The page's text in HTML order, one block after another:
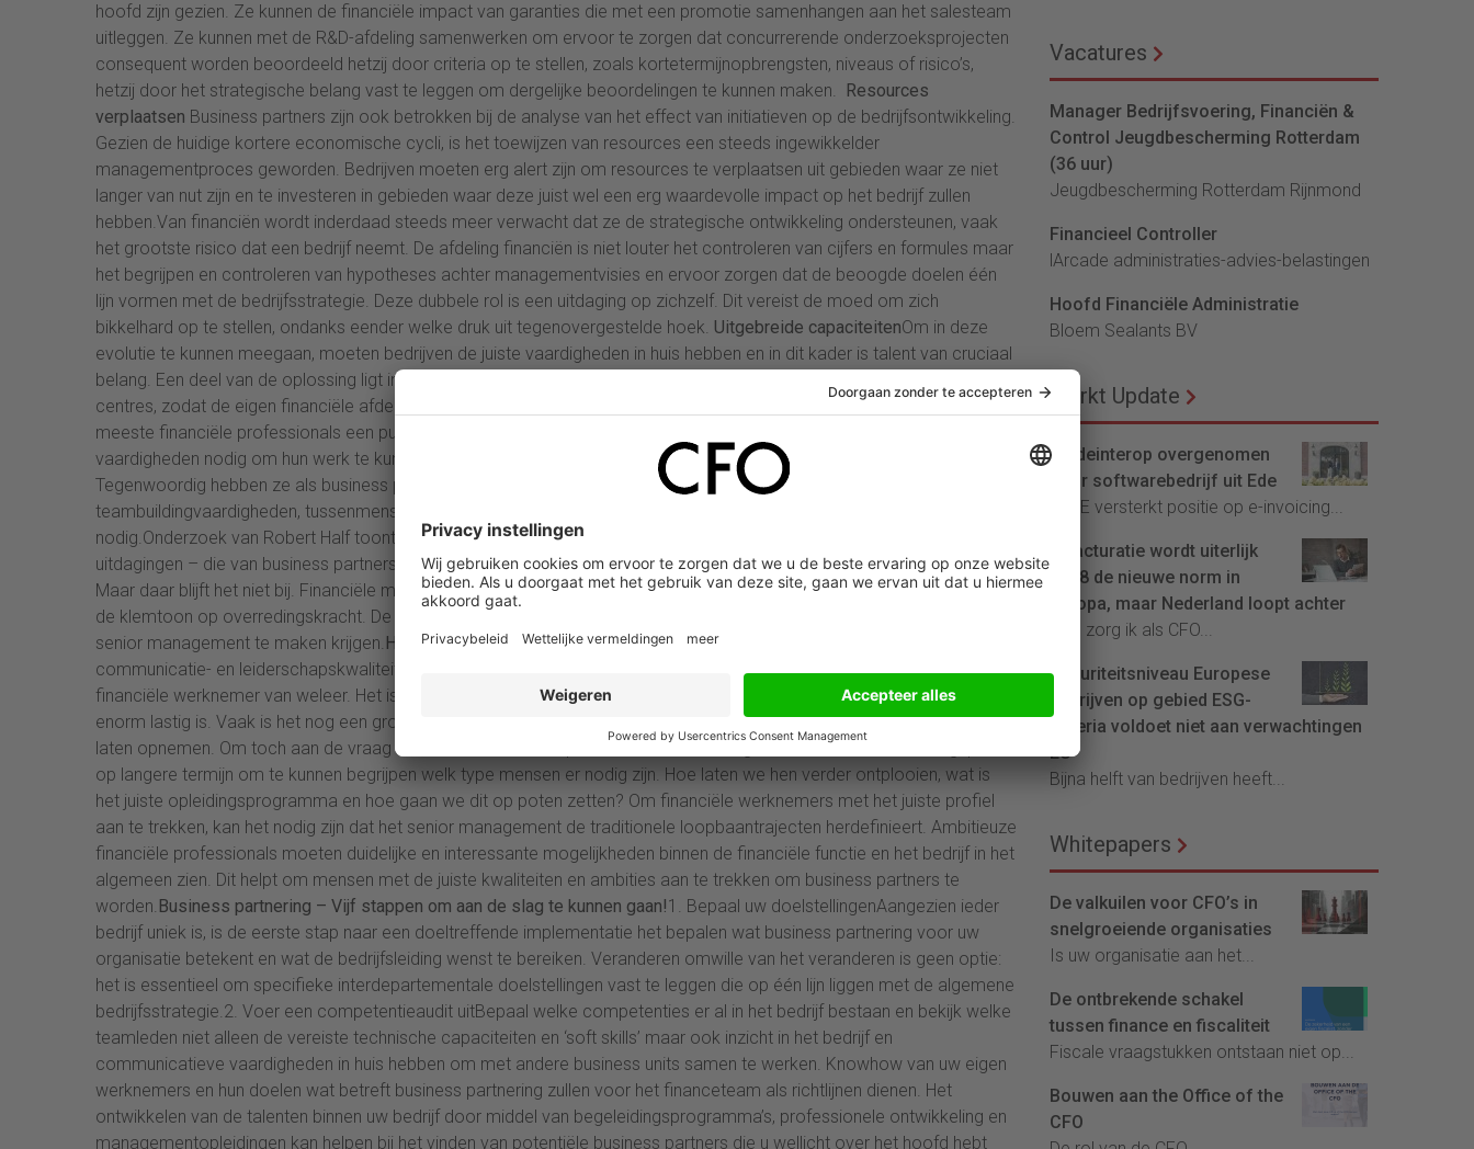
hoofd zijn gezien. Ze kunnen de financiële impact van garanties die met een promotie samenhangen aan het salesteam
uitleggen. Ze kunnen met de R&D-afdeling samenwerken om ervoor te zorgen dat concurrerende onderzoeksprojecten
consequent worden beoordeeld hetzij door criteria op te stellen, zoals kortetermijnopbrengsten, niveaus of risico’s,
hetzij door het strategische belang vast te leggen om dergelijke beoordelingen te kunnen maken.
Resources
verplaatsen Business partners zijn ook betrokken bij de analyse van het effect van initiatieven op de bedrijfsontwikkeling.
Gezien de huidige kortere economische cycli, is het toewijzen van resources een steeds ingewikkelder
managementproces geworden. Bedrijven moeten erg alert zijn om resources te verplaatsen uit gebieden waar ze niet
langer van nut zijn en te investeren in gebieden waar deze juist wel een erg waardevolle impact op het bedrijf zullen
hebben.Van financiën wordt inderdaad steeds meer verwacht dat ze de strategische ontwikkeling ondersteunen, vaak
het grootste risico dat een bedrijf neemt. De afdeling financiën is niet louter het controleren van cijfers en formules maar
het begrijpen en controleren van hypotheses achter managementvisies en ervoor zorgen dat de beoogde doelen één
lijn vormen met de bedrijfsstrategie. Deze dubbele rol is een uitdaging op zichzelf. Dit vereist de moed om zich
bikkelhard op te stellen, ondanks eender welke druk uit tegenovergestelde hoek. Uitgebreide capaciteitenOm in deze
evolutie te kunnen meegaan, moeten bedrijven de juiste vaardigheden in huis hebben en in dit kader is talent van cruciaal
belang. Een deel van de oplossing ligt in talentmanagementprogramma’s en de toewijzing van werk aan shared service
centres, zodat de eigen financiële afdeling zelf de benodigde vaardigheden kan ontwikkelen. Tot voor kort hadden de
meeste financiële professionals een puur financiële achtergrond en hadden zij slechts technische financiële
vaardigheden nodig om hun werk te kunnen doen. Tussenmenselijke kwaliteiten werden als optioneel beschouwd.
Tegenwoordig hebben ze als business partners commerciële feeling voor het bedrijf, leiderschapskwaliteiten,
teambuildingvaardigheden, tussenmenselijke kwaliteiten, presentatie- en andere gelijkaardige ‘soft skills’
nodig.Onderzoek van Robert Half toont aan dat een belangrijke kwaliteit – en bovendien een van de grootste
uitdagingen – die van business partners gevraagd wordt, een diepgaand inzicht van zowel het bedrijf als zijn branche is.
Maar daar blijft het niet bij. Financiële managers zeggen ook dat goede communicatievaardigheden essentieel zijn, met
de klemtoon op overredingskracht. De capaciteit om te overtuigen is met name belangrijk als business partners met het
senior management te maken krijgen. Het juiste talent vindenCommerciële knowhow, leergierig, met uitstekende
communicatie- en leiderschapskwaliteiten: het profiel van de business partner verschilt enorm van de klassieke
financiële werknemer van weleer. Het is dan ook geen verrassing dat het vinden van mensen met deze capaciteiten
enorm lastig is. Vaak is het nog een grotere uitdaging om traditionele finance executives een business partnering rol te
laten opnemen. Om toch aan de vraag te voldoen, kan HR helpen met de ontwikkeling van een talentontwikkelingsplan
op langere termijn om te kunnen begrijpen welk type mensen er nodig zijn. Hoe laten we hen verder ontplooien, wat is
het juiste opleidingsprogramma en hoe gaan we dit op poten zetten? Om financiële werknemers met het juiste profiel
aan te trekken, kan het nodig zijn dat het senior management de traditionele loopbaantrajecten herdefinieert. Ambitieuze
financiële professionals moeten duidelijke en interessante mogelijkheden binnen de financiële functie en het bedrijf in het
algemeen zien. Dit helpt om mensen met de juiste kwaliteiten en ambities aan te trekken om business partners te
worden. Business partnering – Vijf stappen om aan de slag te kunnen gaan!1. Bepaal uw doelstellingenAangezien ieder
bedrijf uniek is, is de eerste stap naar een doeltreffende implementatie het bepalen wat business partnering voor uw
organisatie betekent en wat de bedrijfsleiding wenst te bereiken. Veranderen omwille van het veranderen is geen optie:
het is essentieel om specifieke interdepartementale doelstellingen vast te leggen die op één lijn liggen met de algemene
bedrijfsstrategie.2. Voer een competentieaudit uitBepaal welke competenties er al in het bedrijf bestaan en bekijk welke
teamleden niet alleen de vereiste technische capaciteiten en ‘soft skills’ maar ook inzicht in het bedrijf en
communicatieve vaardigheden in huis hebben om met andere business units samen te werken. Knowhow van uw eigen
werknemers en hun doelen wat betreft business partnering zullen voor het financeteam als richtlijnen dienen. Het
ontwikkelen van de talenten binnen uw bedrijf door middel van begeleidingsprogramma’s, professionele ontwikkeling en
managementopleidingen kan helpen bij het vinden van potentiële business partners die u wellicht over het hoofd hebt
Vacatures
Manager Bedrijfsvoering, Financiën &
Control Jeugdbescherming Rotterdam
(36 uur)
Jeugdbescherming Rotterdam Rijnmond
Financieel Controller
lArcade administraties-advies-belastingen
Hoofd Financiële Administratie
Bloem Sealants BV
Markt Update
Tradeinterop overgenomen
door softwarebedrijf uit Ede
4CEE versterkt positie op e-invoicing...
E-facturatie wordt uiterlijk
2028 de nieuwe norm in
Europa, maar Nederland loopt achter
Hoe zorg ik als CFO...
Maturiteitsniveau Europese
bedrijven op gebied ESG-
criteria voldoet niet aan verwachtingen
EU
Bijna helft van bedrijven heeft...
Whitepapers
De valkuilen voor CFO’s in
snelgroeiende organisaties
Is uw organisatie aan het...
De ontbrekende schakel
tussen finance en fiscaliteit
Fiscale vraagstukken ontstaan niet op...
Bouwen aan the Office of the
CFO